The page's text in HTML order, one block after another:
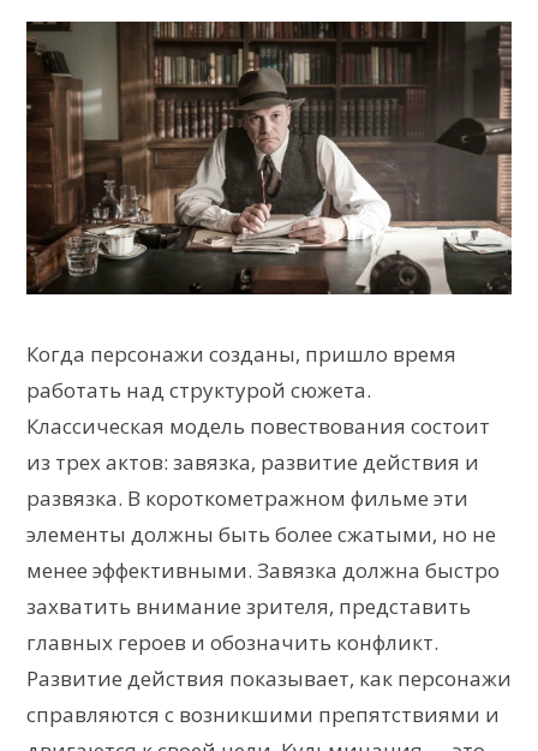
Когда персонажи созданы, пришло время
работать над структурой сюжета.
Классическая модель повествования состоит
из трех актов: завязка, развитие действия и
развязка. В короткометражном фильме эти
элементы должны быть более сжатыми, но не
менее эффективными. Завязка должна быстро
захватить внимание зрителя, представить
главных героев и обозначить конфликт.
Развитие действия показывает, как персонажи
справляются с возникшими препятствиями и